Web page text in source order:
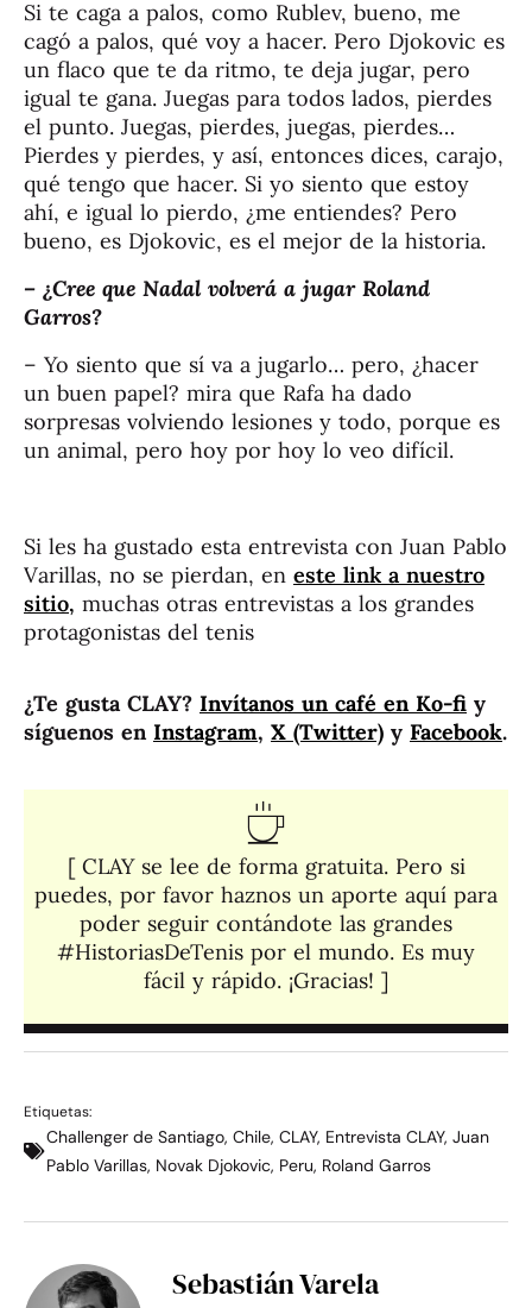
Si te caga a palos, como Rublev, bueno, me
cagó a palos, qué voy a hacer. Pero Djokovic es
un flaco que te da ritmo, te deja jugar, pero
igual te gana. Juegas para todos lados, pierdes
el punto. Juegas, pierdes, juegas, pierdes…
Pierdes y pierdes, y así, entonces dices, carajo,
qué tengo que hacer. Si yo siento que estoy
ahí, e igual lo pierdo, ¿me entiendes? Pero
bueno, es Djokovic, es el mejor de la historia.
– ¿Cree que Nadal volverá a jugar Roland
Garros?
– Yo siento que sí va a jugarlo… pero, ¿hacer
un buen papel? mira que Rafa ha dado
sorpresas volviendo lesiones y todo, porque es
un animal, pero hoy por hoy lo veo difícil.
Si les ha gustado esta entrevista con Juan Pablo
Varillas, no se pierdan, en este link a nuestro
sitio, muchas otras entrevistas a los grandes
protagonistas del tenis
¿Te gusta CLAY? Invítanos un café en Ko-fi y
síguenos en Instagram, X (Twitter) y Facebook.
[ CLAY se lee de forma gratuita. Pero si
puedes, por favor haznos un aporte aquí para
poder seguir contándote las grandes
#HistoriasDeTenis por el mundo. Es muy
fácil y rápido. ¡Gracias! ]​
Etiquetas:
Challenger de Santiago, Chile, CLAY, Entrevista CLAY, Juan
Pablo Varillas, Novak Djokovic, Peru, Roland Garros
Sebastián Varela